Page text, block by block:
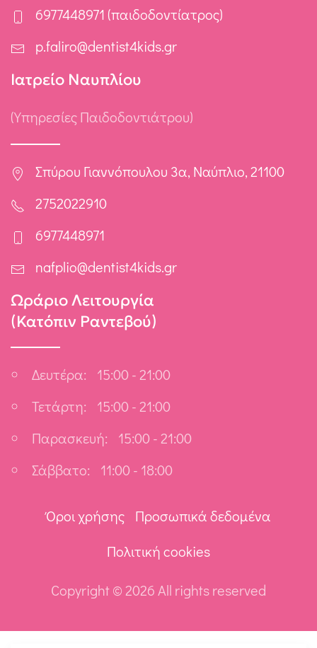
6977448971 (παιδοδοντίατρος)
p.faliro@dentist4kids.gr
Ιατρείο Ναυπλίου
(Υπηρεσίες Παιδοδοντιάτρου)
Σπύρου Γιαννόπουλου 3α, Ναύπλιο, 21100
2752022910
6977448971
nafplio@dentist4kids.gr
Ωράριο Λειτουργία
(Κατόπιν Ραντεβού)
Δευτέρα:
15:00 - 21:00
Τετάρτη:
15:00 - 21:00
Παρασκευή:
15:00 - 21:00
Σάββατο:
11:00 - 18:00
Όροι χρήσης
Προσωπικά δεδομένα
Πολιτική cookies
Copyright ©2026 All rights reserved